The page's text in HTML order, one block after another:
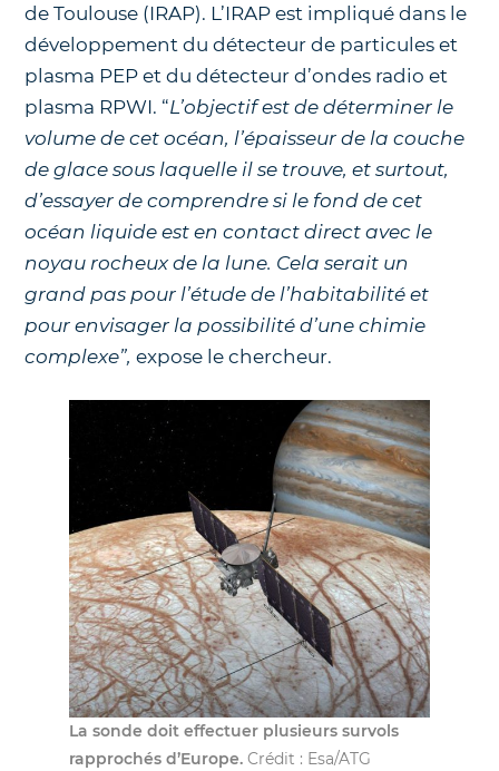
de Toulouse (IRAP). L’IRAP est impliqué dans le
développement du détecteur de particules et
plasma PEP et du détecteur d’ondes radio et
plasma RPWI. “L’objectif est de déterminer le
volume de cet océan, l’épaisseur de la couche
de glace sous laquelle il se trouve, et surtout,
d’essayer de comprendre si le fond de cet
océan liquide est en contact direct avec le
noyau rocheux de la lune. Cela serait un
grand pas pour l’étude de l’habitabilité et
pour envisager la possibilité d’une chimie
complexe”,expose le chercheur.
La sonde doit effectuer plusieurs survols
rapprochés d’Europe. Crédit : Esa/ATG